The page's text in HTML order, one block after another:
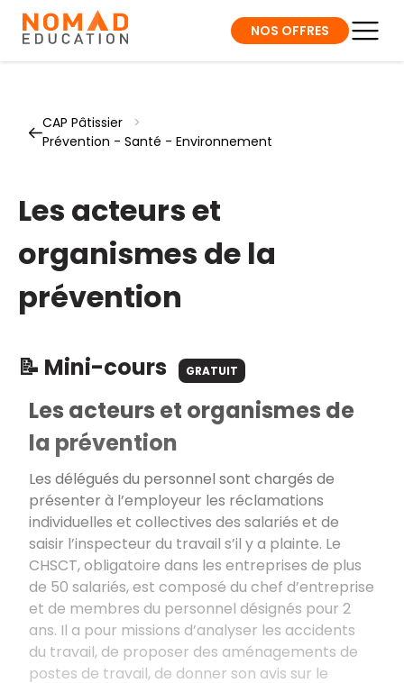
NOS OFFRES
CAP Pâtissier
>
Prévention - Santé - Environnement
Les acteurs et
organismes de la
prévention
📝 Mini-cours GRATUIT
Les acteurs et organismes de
la prévention
Les délégués du personnel sont chargés de
présenter à l’employeur les réclamations
individuelles et collectives des salariés et de
saisir l’inspecteur du travail s’il y a plainte. Le
CHSCT, obligatoire dans les entreprises de plus
de 50 salariés, est composé du chef d’entreprise
et de membres du personnel désignés pour 2
ans. Il a pour missions d’analyser les accidents
du travail, de proposer des aménagements de
postes de travail, de donner son avis sur le